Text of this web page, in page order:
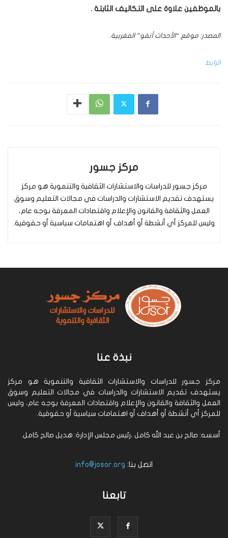
بالموظفين علاوة على التكاليف الثابتة .
المصدر: موقع “الأحداث أنفو” المغربية.
الرابط
مركز جسور
مركز جسور للدراسات والاستشارات الثقافية والتنموية هو مركز
يستهدف تقديم الاستشارات والدراسات في مجالات التعليم وسوق
العمل والثقافة والقانون والإعلام واقتصادات المعرفة بوجه عام،
وليس للمركز أي أنشطة أو أهداف أو اهتمامات سياسية أو حقوقية.
نبذة عنا
مركز جسور للدراسات والاستشارات الثقافية والتنموية هو مركز
يستهدف تقديم الاستشارات والدراسات في مجالات التعليم وسوق
العمل والثقافة والقانون والإعلام واقتصادات المعرفة بوجه عام، وليس
للمركز أي أنشطة أو أهداف أو اهتمامات سياسية أو حقوقية.
أسسه: صالح بن عبد الله كامل ،رئيس مجلس الإدارة: هديل صالح كامل.
اتصل بنا: info@josor.org
تابعنا